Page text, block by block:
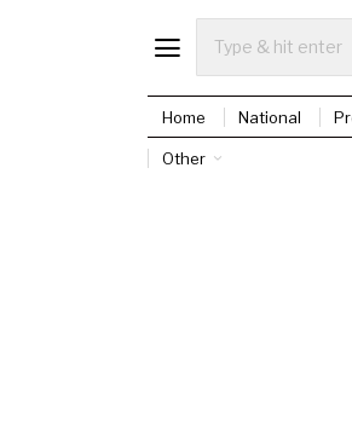
Home National
Other